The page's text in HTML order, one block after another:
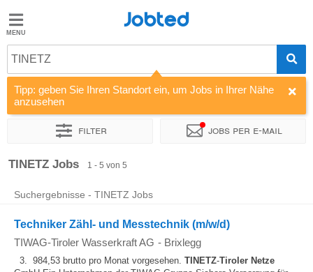
Jobted
Jobs
Gehalt
Jobted
TINETZ
Tipp: geben Sie Ihren Standort ein, um Jobs in Ihrer Nähe
anzusehen
Filter Jobs per e-mail
Sortieren nach Unternehmen
TINETZ Jobs 1 - 5 von 5
Suchergebnisse - TINETZ Jobs
Techniker Zähl- und Messtechnik (m/w/d)
TIWAG-Tiroler Wasserkraft AG - Brixlegg
3. 984,53 brutto pro Monat vorgesehen. TINETZ-Tiroler Netze